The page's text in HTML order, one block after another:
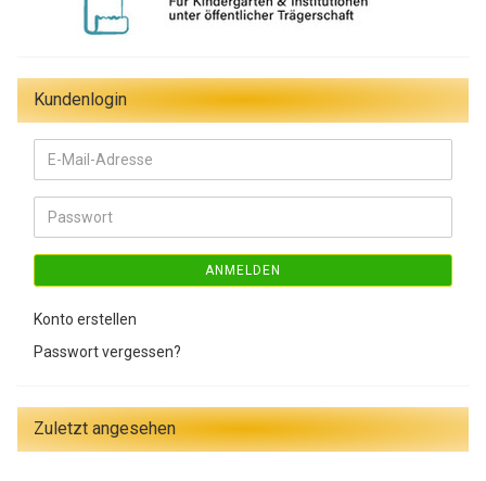
Kundenlogin
E-
Mail-
Adresse
Passwort
ANMELDEN
Konto erstellen
Passwort vergessen?
Zuletzt angesehen